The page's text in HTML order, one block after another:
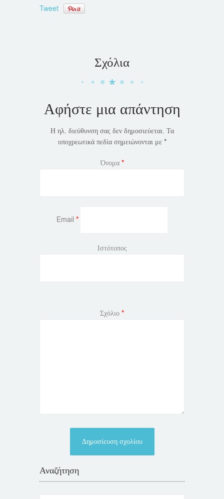
Tweet
Σχόλια
Αφήστε μια απάντηση
Η ηλ. διεύθυνση σας δεν δημοσιεύεται. Τα
υποχρεωτικά πεδία σημειώνονται με *
Όνομα *
Email *
Ιστότοπος
Σχόλιο *
Αναζήτηση